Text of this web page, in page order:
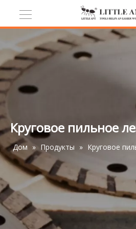
Круговое пильное
Дом » Продукты » Круговое